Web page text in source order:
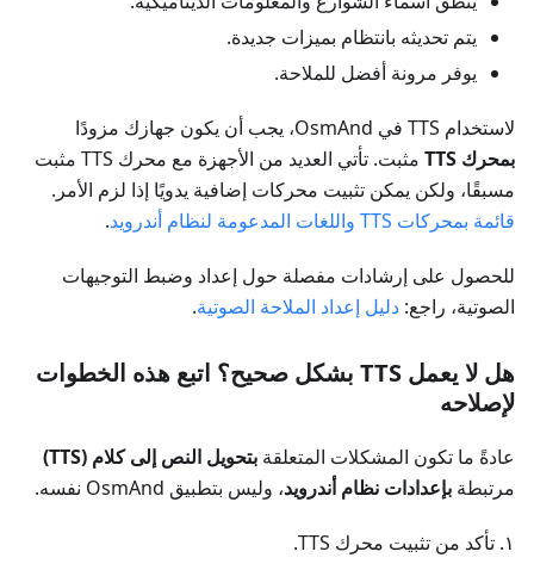
يتم تحديثه بانتظام بميزات جديدة.
يوفر مرونة أفضل للملاحة.
لاستخدام TTS في OsmAnd، يجب أن يكون جهازك مزودًا
بمحرك TTS
مثبت. تأتي العديد من الأجهزة مع محرك TTS مثبت
مسبقًا، ولكن يمكن تثبيت محركات إضافية يدويًا إذا لزم الأمر.
قائمة بمحركات TTS واللغات المدعومة لنظام أندرويد
.
للحصول على إرشادات مفصلة حول إعداد وضبط التوجيهات
الصوتية، راجع: دليل إعداد الملاحة الصوتية.
هل لا يعمل TTS بشكل صحيح؟ اتبع هذه الخطوات
لإصلاحه
عادةً ما تكون المشكلات المتعلقة بتحويل النص إلى كلام (TTS)
مرتبطة بإعدادات نظام أندرويد، وليس بتطبيق OsmAnd نفسه.
١. تأكد من تثبيت محرك TTS.